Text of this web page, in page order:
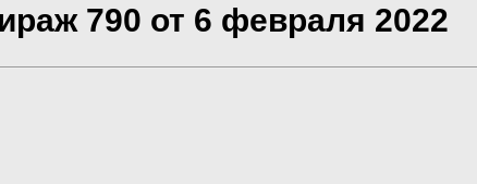
790 от 6 февраля 2022